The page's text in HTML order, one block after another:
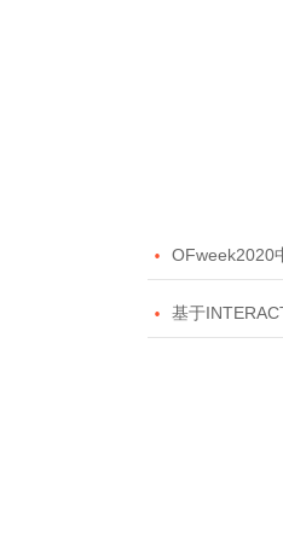
 OFweek2020
 基于